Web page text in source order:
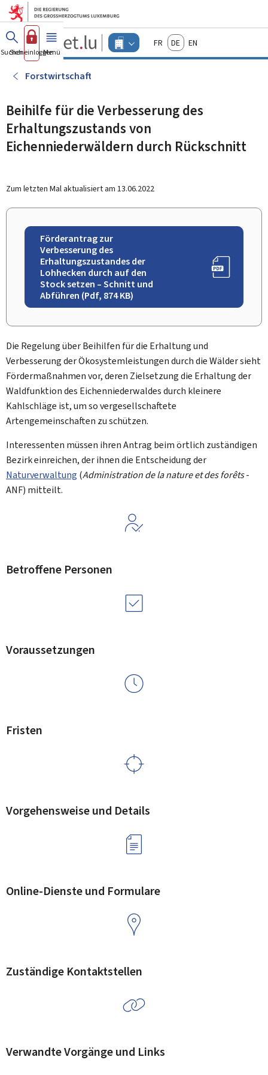
Zum Hauptmenü
Zum Inhalt
Guichet.lu
Changer
d'espace
actif
FrançaisDeutschEnglish
Suchen
Sich einloggen
Menü Haupt-
Forstwirtschaft
Beihilfe für die Verbesserung des
Erhaltungszustands von
Eichenniederwäldern durch Rückschnitt
Zum letzten Mal aktualisiert am 13.06.2022
Förderantrag zur
Verbesserung des
Erhaltungszustandes der
Lohhecken durch auf den
Stock setzen – Schnitt und
Abführen (Pdf, 874 KB)
Die Regelung über Beihilfen für die Erhaltung und
Verbesserung der Ökosystemleistungen durch die Wälder sieht
Fördermaßnahmen vor, deren Zielsetzung die Erhaltung der
Waldfunktion des Eichenniederwaldes durch kleinere
Kahlschläge ist, um so vergesellschaftete
Artengemeinschaften zu schützen.
Interessenten müssen ihren Antrag beim örtlich zuständigen
Bezirk einreichen, der ihnen die Entscheidung der
Naturverwaltung (Administration de la nature et des forêts-
ANF) mitteilt.
Betroffene Personen
Voraussetzungen
Fristen
Vorgehensweise und Details
Online-Dienste und Formulare
Zuständige Kontaktstellen
Verwandte Vorgänge und Links